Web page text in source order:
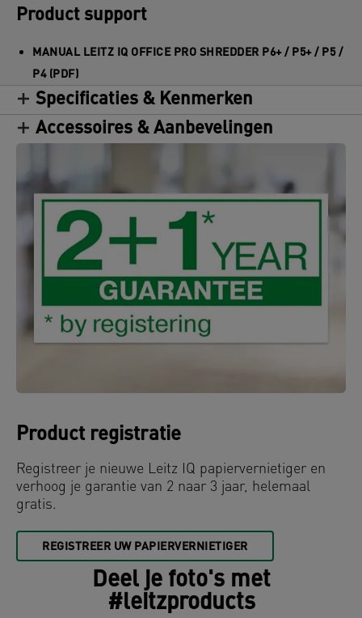
Product support
MANUAL LEITZ IQ OFFICE PRO SHREDDER P6+ / P5+ / P5 /
P4 (PDF)
Specificaties & Kenmerken
Accessoires & Aanbevelingen
Product registratie
Registreer je nieuwe Leitz IQ papiervernietiger en
verhoog je garantie van 2 naar 3 jaar, helemaal
gratis.
REGISTREER UW PAPIERVERNIETIGER
Deel je foto's met
#leitzproducts